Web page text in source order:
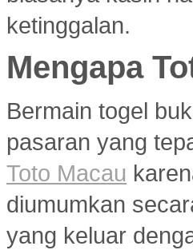
ketinggalan.
Mengapa
Bermain togel
pasaran yang
Toto Macau
diumumkan
yang keluar